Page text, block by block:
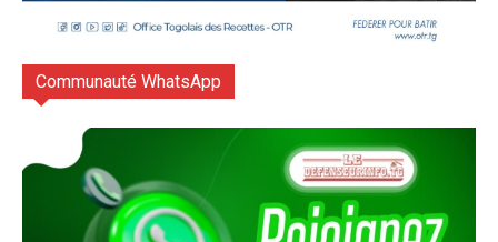
Communauté WhatsApp